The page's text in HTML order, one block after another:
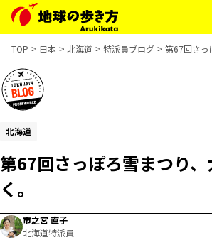
TOP 日本 北海道 特派員ブログ 第67回さっ
北海道
第67回さっぽろ雪まつり
く。
市之宮 直子
北海道特派員